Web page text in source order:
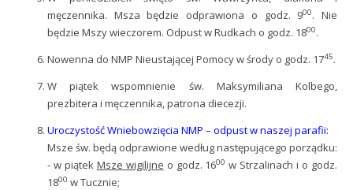
męczennika. Msza będzie odprawiona o godz. 900. Nie
będzie Mszy wieczorem. Odpust w Rudkach o godz. 1800.
Nowenna do NMP Nieustającej Pomocy w środy o godz. 1745.
W piątek wspomnienie św. Maksymiliana Kolbego,
prezbitera i męczennika, patrona diecezji.
Uroczystość Wniebowzięcia NMP – odpust w naszej parafii:
Msze św. będą odprawione według następującego porządku:
- w piątek Msze wigilijne o godz. 1600 w Strzalinach i o godz.
1800 w Tucznie;